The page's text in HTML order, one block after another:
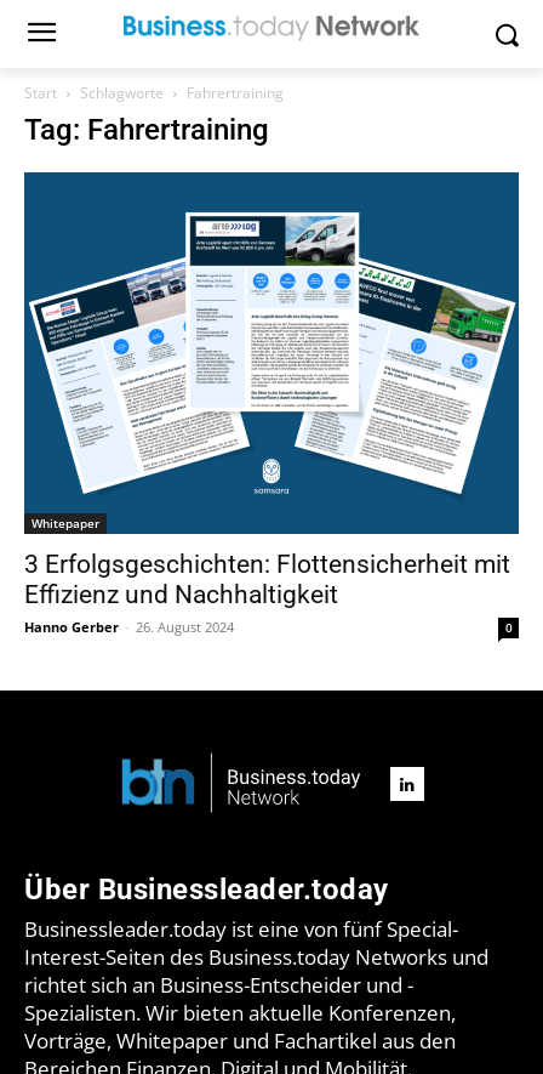
Start Schlagworte Fahrertraining
Tag: Fahrertraining
Whitepaper
3 Erfolgsgeschichten: Flottensicherheit mit
Effizienz und Nachhaltigkeit
Hanno Gerber - 26. August 2024 0
Über Businessleader.today
Businessleader.today ist eine von fünf Special-
Interest-Seiten des Business.today Networks und
richtet sich an Business-Entscheider und -
Spezialisten. Wir bieten aktuelle Konferenzen,
Vorträge, Whitepaper und Fachartikel aus den
Bereichen Finanzen, Digital und Mobilität.